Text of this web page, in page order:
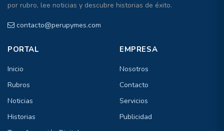
por rubro, lee noticias y descubre historias de éxito.
contacto@perupymes.com
PORTAL
Inicio
Rubros
Noticias
Historias
EMPRESA
Nosotros
Contacto
Servicios
Publicidad